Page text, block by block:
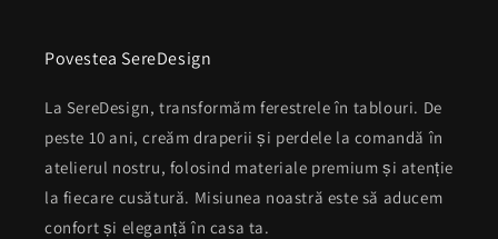
Povestea SereDesign
La SereDesign, transformăm ferestrele în tablouri. De
peste 10 ani, creăm draperii și perdele la comandă în
atelierul nostru, folosind materiale premium și atenție
la fiecare cusătură. Misiunea noastră este să aducem
confort și eleganță în casa ta.